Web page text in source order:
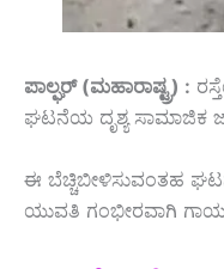
ಪಾಲ್ಘರ್ (ಮಹಾರಾಷ್ಟ್ರ) :
ಘಟನೆಯ ದೃಶ್ಯ ಸಾಮಾಜಿಕ
ಈ ಬೆಚ್ಚಿಬೀಳಿಸುವಂತಹ
ಯುವತಿ ಗಂಭೀರವಾಗಿ